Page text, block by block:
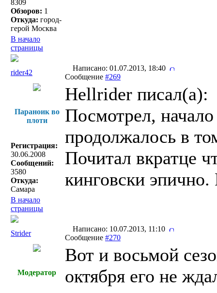
8309
Обзоров: 1
Откуда: город-
герой Москва
В начало
страницы
rider42
Написано: 01.07.2013, 18:40
Сообщение #269
Параноик во
плоти
Регистрация:
30.06.2008
Сообщений:
3580
Откуда:
Самара
Hellrider писал(a):
Посмотрел,
продолжалось в
Почитал вкратце
кинговски
В начало
страницы
Strider
Написано: 10.07.2013, 11:10
Сообщение #270
Модератор
Вот и восьмой
октября его не